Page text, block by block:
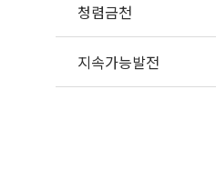
청렴금천
지속가능발전